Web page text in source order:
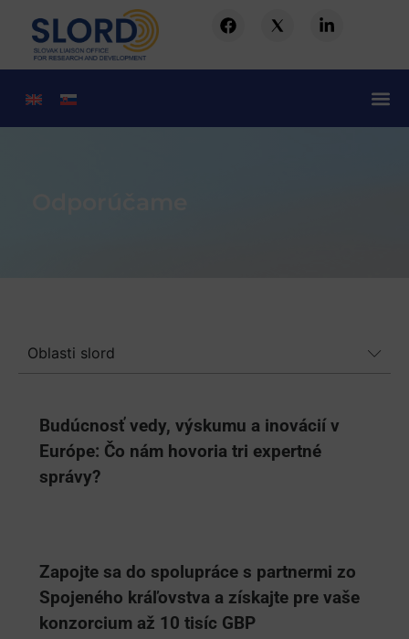
Oblasti slord
Budúcnosť vedy, výskumu a inovácií v
Európe: Čo nám hovoria tri expertné
správy?
Zapojte sa do spolupráce s partnermi zo
Spojeného kráľovstva a získajte pre vaše
konzorcium až 10 tisíc GBP